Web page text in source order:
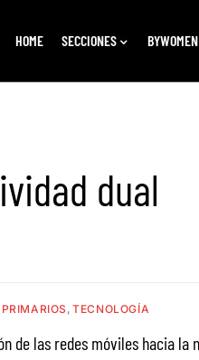
HOME SECCIONES BYWOMEN
dual
TECNOLOGÍA
de las redes móviles hacia la